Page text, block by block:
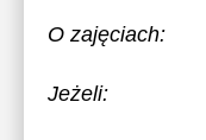
O zajęciach:
Jeżeli: